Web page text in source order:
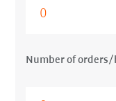
Number of orders/